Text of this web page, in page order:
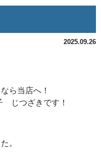
2025.09.26
ら当店へ！
じつざきです！
。